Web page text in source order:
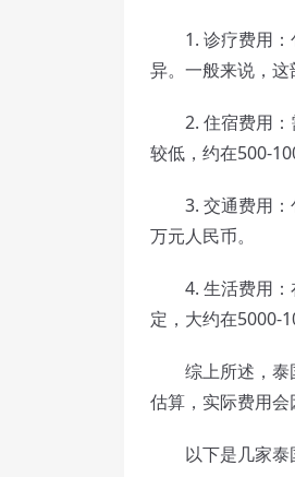
1. 诊疗费用：
异。一般来说，这
2. 住宿费用：
较低，约在500-
3. 交通费用：
万元人民币。
4. 生活费用：
定，大约在5000-
综上所述，泰国
估算，实际费用会
以下是几家泰